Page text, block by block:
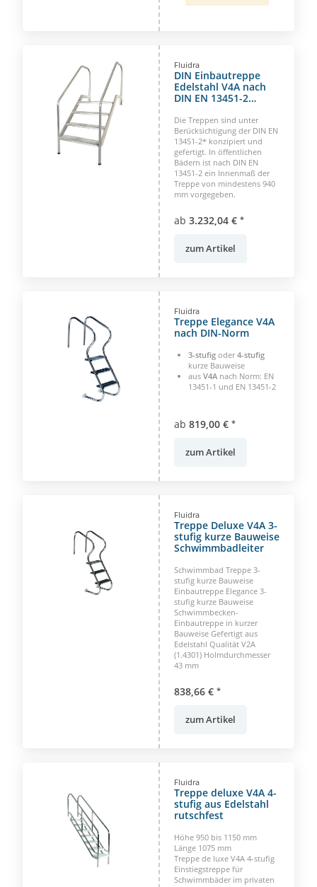
Fluidra
DIN Einbautreppe
Edelstahl V4A nach
DIN EN 13451-2
Die Treppen sind unter
Berücksichtigung der DIN EN
13451-2* konzipiert und
gefertigt. In öffentlichen
Bädern ist nach DIN EN
13451-2 ein Innenmaß der
Treppe von mindestens 940
mm vorgegeben.
ab 3.232,04 € *
zum Artikel
Fluidra
Treppe Elegance V4A
nach DIN-Norm
3-stufig oder4-stufig
kurze Bauweise
aus V4A nach Norm: EN
13451-1 und EN 13451-2
ab 819,00 € *
zum Artikel
Fluidra
Treppe Deluxe V4A 3-
stufig kurze Bauweise
Schwimmbadleiter
Schwimmbad Treppe 3-
stufig kurze Bauweise
Einbautreppe Elegance 3-
stufig kurze Bauweise
Schwimmbecken-
Einbautreppe in kurzer
Bauweise Gefertigt aus
Edelstahl Qualität V2A
(1.4301) Holmdurchmesser
43 mm
838,66 € *
zum Artikel
Fluidra
Treppe deluxe V4A 4-
stufig aus Edelstahl
rutschfest
Höhe 950 bis 1150 mm
Länge 1075 mm
Treppe de luxe V4A 4-stufig
Einstiegstreppe für
Schwimmbäder im privaten